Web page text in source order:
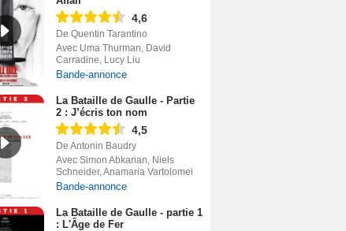
4,6
De Quentin Tarantino
Avec Uma Thurman, David
Carradine, Lucy Liu
Bande-annonce
La Bataille de Gaulle - Partie
2 : J’écris ton nom
4,5
De Antonin Baudry
Avec Simon Abkarian, Niels
Schneider, Anamaria Vartolomei
Bande-annonce
La Bataille de Gaulle - partie 1
: L'Âge de Fer